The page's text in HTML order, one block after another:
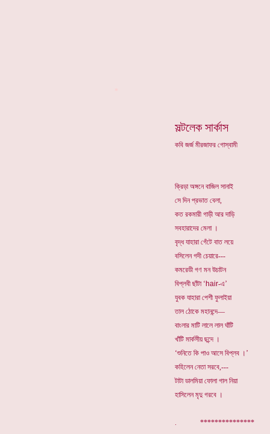
সল্টলেক সার্কাস
কবি জর্জ মীরজাফর গোস্বামী
ক্রিড়া অঙ্গনে বাজিল সানাই
সে দিন প্রভাত বেলা,
কত রকমারী গাড়ী আর দাড়ি
সবহারাদের মেলা ।
বৃদ্ধ যাহারা গেঁটে বাত লয়ে
বসিলেন গদী চেয়ারে---
কমরেডী গণ মন উচাটন
বিপ্লবী ছাঁটা ‘ hair-এ’
যুবক যাহারা পেশী ফুলাইয়া
তাল ঠোকে মহানন্দে—
বাংলার মাটি লালে লাল ঘাঁটি
খাঁটি মার্কসীয় ছন্দে ।
‘শুনিতে কি পাও আসে বিপ্লব ।’
কহিলেন নেতা সরবে,---
টাটা ডালমিয়া ফোলা গাল নিয়া
হাসিলেন মৃদু গরবে ।
.